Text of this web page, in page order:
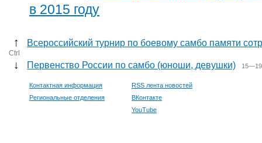
в 2015 году
↑ Всероссийский турнир по боевому самбо памяти
Ctrl
↓ Первенство России по самбо (юноши, девушки) 15—19
Контактная информация
Региональные отделения
RSS лента новостей
ВКонтакте
YouTube